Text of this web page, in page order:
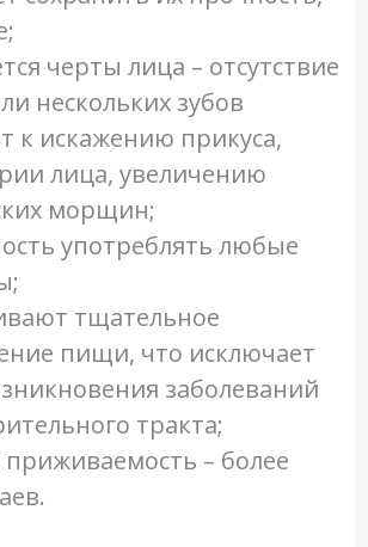
черты лица – отсутствие
нескольких зубов
к искажению прикуса,
лица, увеличению
морщин;
употреблять любые
тщательное
пищи, что исключает
заболеваний
тракта;
– более